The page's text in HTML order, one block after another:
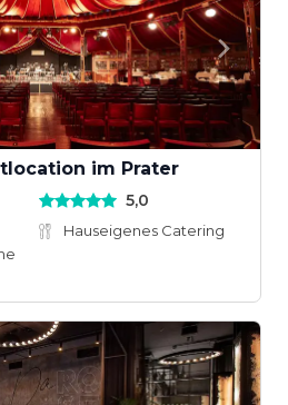
im Prater
5,0
Hauseigenes Catering